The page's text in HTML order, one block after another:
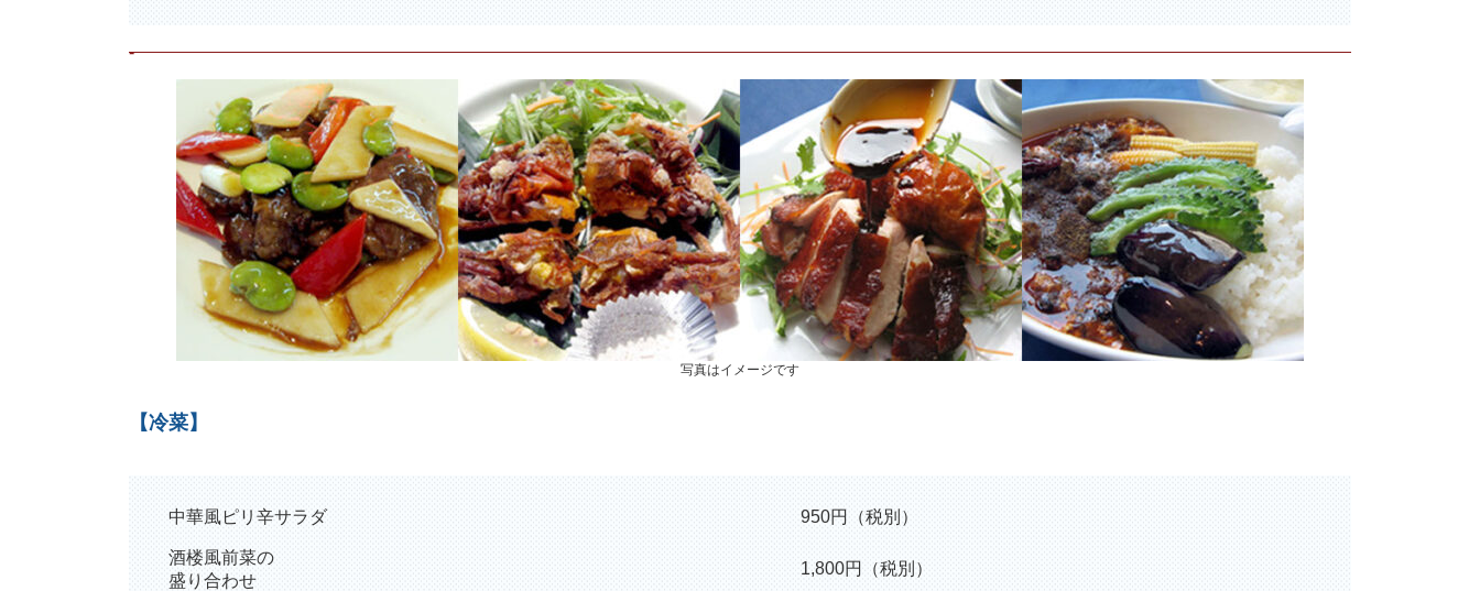
-
写真はイメージです
【冷菜】
中華風ピリ辛サラダ 950円（税別）
酒楼風前菜の
盛り合わせ
1,800円（税別）